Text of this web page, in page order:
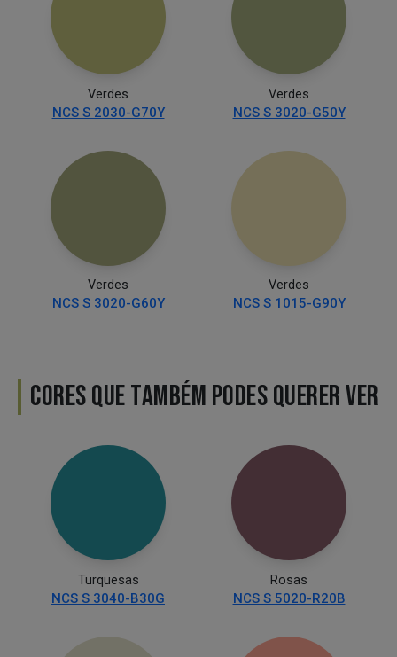
Verdes
NCS S 2030-G70Y
Verdes
NCS S 3020-G50Y
Verdes
NCS S 3020-G60Y
Verdes
NCS S 1015-G90Y
CORES QUE TAMBÉM PODES QUERER VER
Turquesas
NCS S 3040-B30G
Rosas
NCS S 5020-R20B